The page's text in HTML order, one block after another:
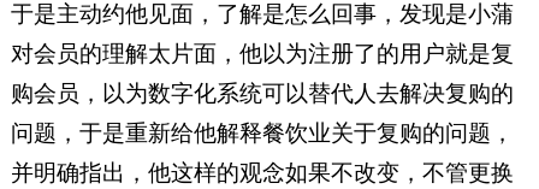
于是主动约他见面，了解是怎么回事，发现是小蒲
对会员的理解太片面，他以为注册了的用户就是复
购会员，以为数字化系统可以替代人去解决复购的
问题，于是重新给他解释餐饮业关于复购的问题，
并明确指出，他这样的观念如果不改变，不管更换